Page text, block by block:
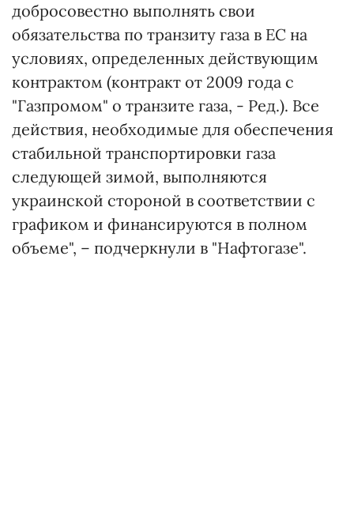
добросовестно выполнять свои
обязательства по транзиту газа в ЕС на
условиях, определенных действующим
контрактом (контракт от 2009 года с
"Газпромом" о транзите газа, - Ред.). Все
действия, необходимые для обеспечения
стабильной транспортировки газа
следующей зимой, выполняются
украинской стороной в соответствии с
графиком и финансируются в полном
объеме", – подчеркнули в "Нафтогазе".